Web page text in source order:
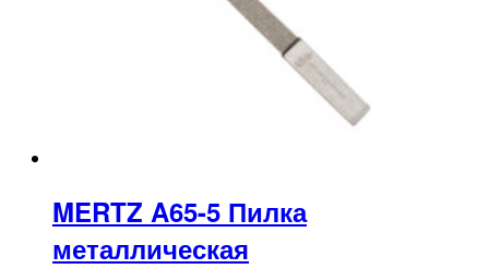
MERTZ A65-5 Пилка
металлическая